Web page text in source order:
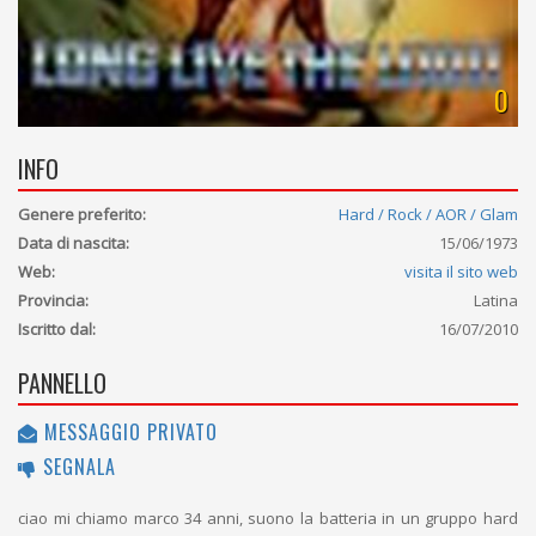
0
INFO
Genere preferito:
Hard / Rock / AOR / Glam
Data di nascita:
15/06/1973
Web:
visita il sito web
Provincia:
Latina
Iscritto dal:
16/07/2010
PANNELLO
MESSAGGIO PRIVATO
SEGNALA
ciao mi chiamo marco 34 anni, suono la batteria in un gruppo hard